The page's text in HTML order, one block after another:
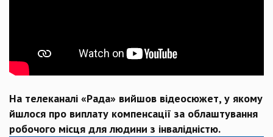
На телеканалі «Рада» вийшов відеосюжет, у якому
йшлося про виплату компенсації за облаштування
робочого місця для людини з інвалідністю.